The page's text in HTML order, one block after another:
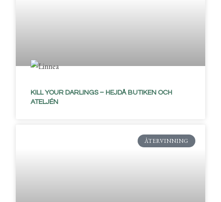
KILL YOUR DARLINGS – HEJDÅ BUTIKEN OCH
ATELJÉN
ÅTERVINNING